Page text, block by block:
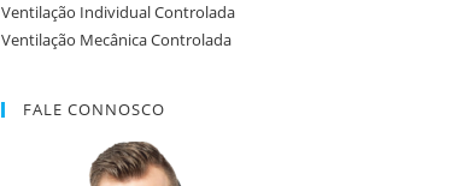
Ventilação Individual Controlada
Ventilação Mecânica Controlada
FALE CONNOSCO